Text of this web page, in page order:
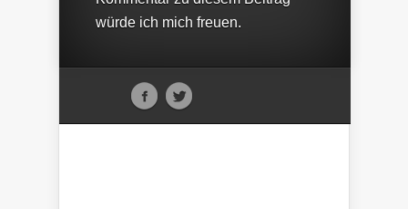
würde ich mich freuen.